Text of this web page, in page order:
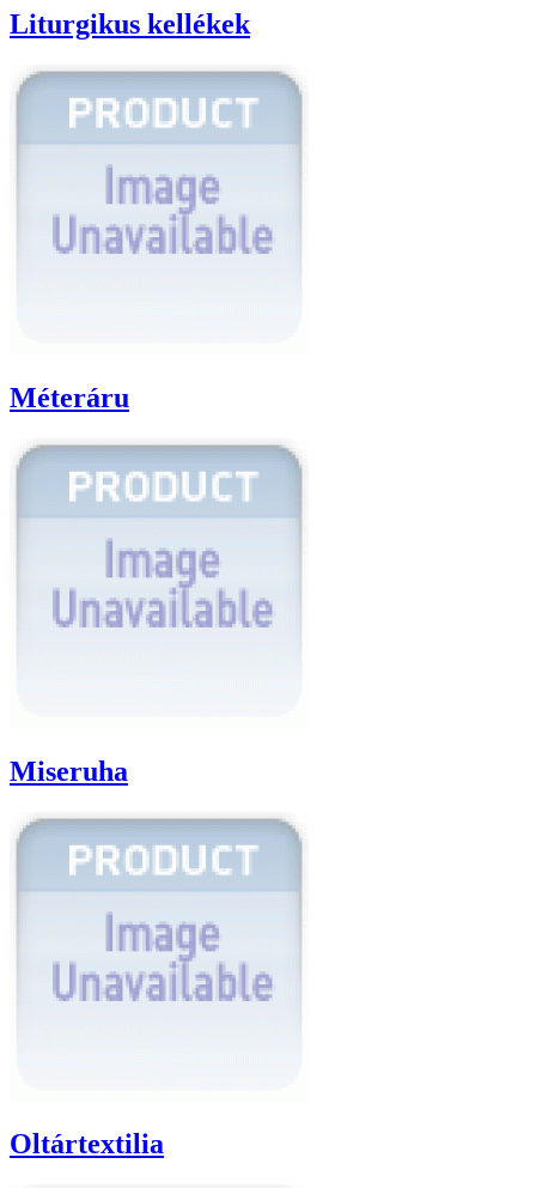
Liturgikus kellékek
Méteráru
Miseruha
Oltártextilia